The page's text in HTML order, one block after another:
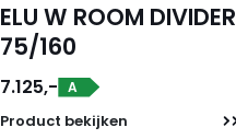
ELU W ROOM DIVIDER
75/160
7.125,- A
Product bekijken